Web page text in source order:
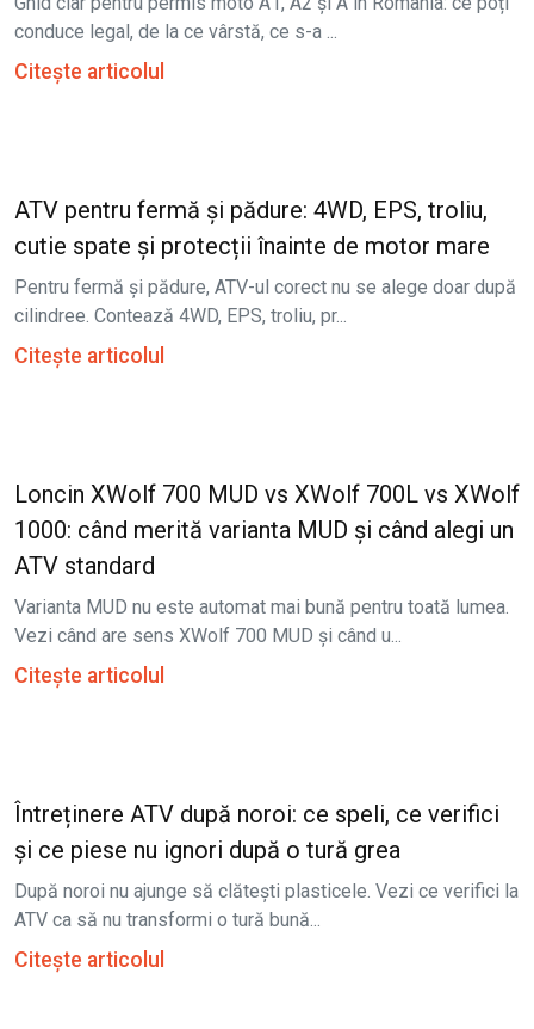
conduce legal, de la ce vârstă, ce s-a ...
Citește articolul
ATV pentru fermă și pădure: 4WD, EPS, troliu,
cutie spate și protecții înainte de motor mare
Pentru fermă și pădure, ATV-ul corect nu se alege doar după
cilindree. Contează 4WD, EPS, troliu, pr...
Citește articolul
Loncin XWolf 700 MUD vs XWolf 700L vs XWolf
1000: când merită varianta MUD și când alegi un
ATV standard
Varianta MUD nu este automat mai bună pentru toată lumea.
Vezi când are sens XWolf 700 MUD și când u...
Citește articolul
Întreținere ATV după noroi: ce speli, ce verifici
și ce piese nu ignori după o tură grea
După noroi nu ajunge să clătești plasticele. Vezi ce verifici la
ATV ca să nu transformi o tură bună...
Citește articolul